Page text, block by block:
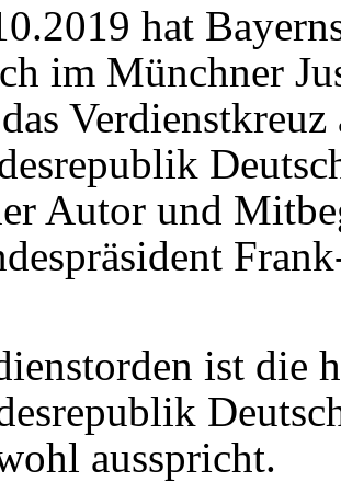
hat
im Münchner
Autor und
ist die
ausspricht.